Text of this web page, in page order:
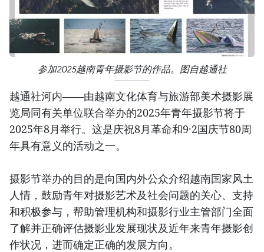
参加2025越南青年摄影节的作品。图自越通社
越通社河内——由越南文化体育与旅游部美术摄影展
览局同有关单位联合举办的2025年青年摄影节将于
2025年8月举行。这是庆祝8月革命和9·2国庆节80周
年具有意义的活动之一。
摄影节举办的目的是向国内外公众介绍越南国家风土
人情，鼓励青年对摄影艺术及社会问题的关心、支持
和积极参与，帮助管理机构和摄影行业主管部门全面
了解并正确评估摄影业发展现状及近年来青年摄影创
作状况，进而确定正确的发展方向。